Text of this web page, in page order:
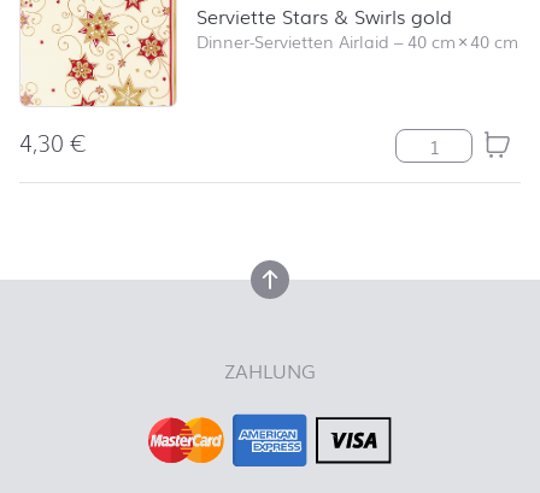
Serviette Stars & Swirls gold
Dinner-Servietten Airlaid –40 cm×40 cm
4,30€ Serviette Stars
nach oben
ZAHLUNG